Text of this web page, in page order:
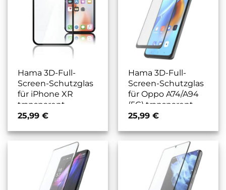
Hama 3D-Full-
Screen-Schutzglas
für iPhone XR
transparent
25,99 €
Hama 3D-Full-
Screen-Schutzglas
für Oppo A74/A94
(5G) transparent
25,99 €